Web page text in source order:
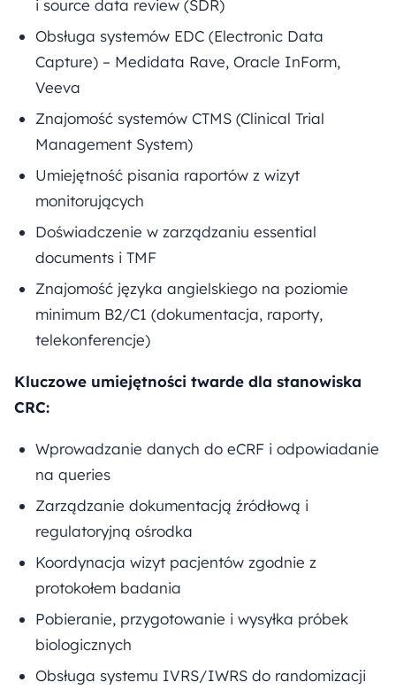
i source data review (SDR)
Obsługa systemów EDC (Electronic Data
Capture) – Medidata Rave, Oracle InForm,
Veeva
Znajomość systemów CTMS (Clinical Trial
Management System)
Umiejętność pisania raportów z wizyt
monitorujących
Doświadczenie w zarządzaniu essential
documents i TMF
Znajomość języka angielskiego na poziomie
minimum B2/C1 (dokumentacja, raporty,
telekonferencje)
Kluczowe umiejętności twarde dla stanowiska
CRC:
Wprowadzanie danych do eCRF i odpowiadanie
na queries
Zarządzanie dokumentacją źródłową i
regulatoryjną ośrodka
Koordynacja wizyt pacjentów zgodnie z
protokołem badania
Pobieranie, przygotowanie i wysyłka próbek
biologicznych
Obsługa systemu IVRS/IWRS do randomizacji